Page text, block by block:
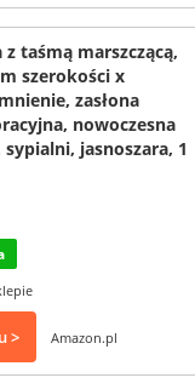
z taśmą marszczącą,
szerokości x
zasłona
nowoczesna
jasnoszara, 1
> Amazon.pl